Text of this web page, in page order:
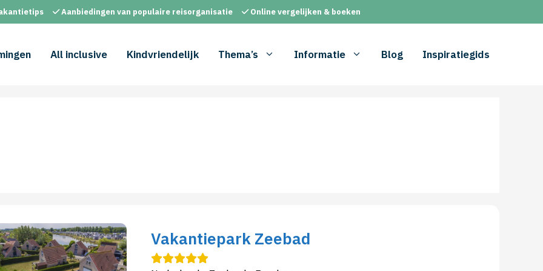
Aanbiedingen van populaire reisorganisatie Online vergelijken & boeken
All inclusive Kindvriendelijk Thema’s Informatie Blog Inspiratiegids
Vakantiepark Zeebad